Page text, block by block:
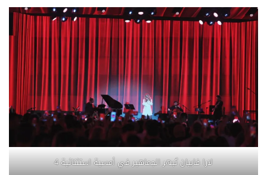
لارا فابيان تُبهر الجماهير في أمسية استثنائية 4